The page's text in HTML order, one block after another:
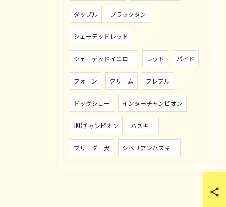
ダップル ブラックタン
シェーデッドレッド
シェーデッドイエロー レッド パイド
フォーン クリーム フレブル
ドッグショー インターチャンピオン
JKCチャンピオン ハスキー
ブリーダー犬 シベリアンハスキー